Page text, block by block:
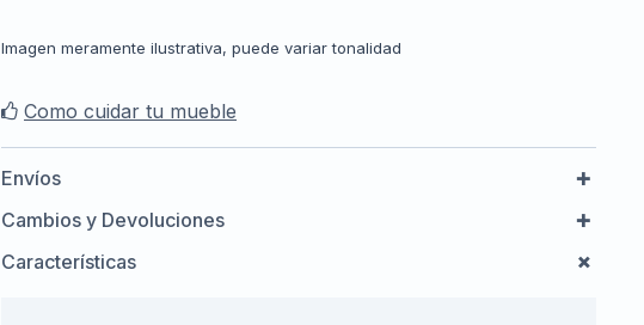
Imagen meramente ilustrativa, puede variar tonalidad
Como cuidar tu mueble
Envíos
Cambios y Devoluciones
Características